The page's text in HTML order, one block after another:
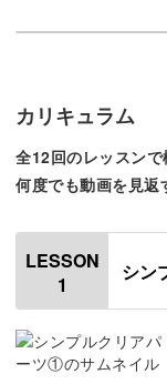
「レジンアクセサ
そんな不安をもつ
パーツ作りからは
クリアなベース
ものの、レジンア
とマスターできま
カリキュラム
全12回のレッスンで
何度でも動画を見返
LESSON
1
シン